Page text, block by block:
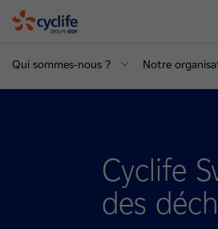
Qui sommes-nous ? Notre
Cyclife
des